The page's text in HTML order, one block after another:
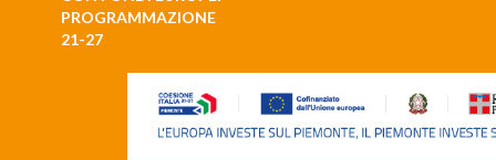
PROGRAMMAZIONE
21-27